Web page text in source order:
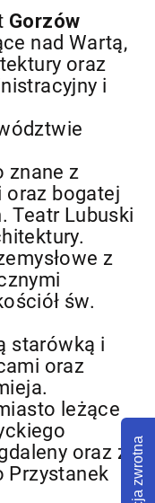
Gorzów
nad Wartą,
oraz
i
znane z
oraz bogatej
Teatr Lubuski
z
św.
starówką i
oraz
leżące
oraz z
Przystanek